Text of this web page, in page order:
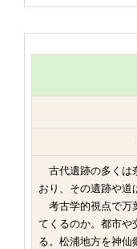
古代遺跡の多くは
おり、その遺跡や
考古学的視点で万
てくるのか。都市や
る。松浦地方を神仙